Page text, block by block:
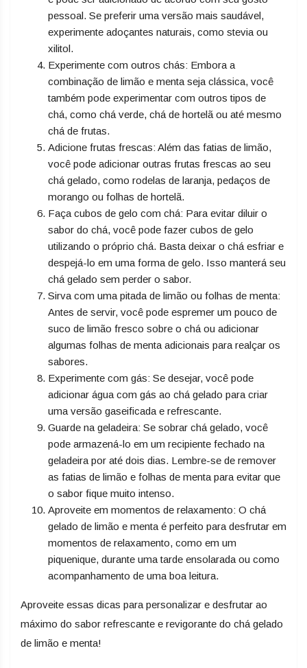
pessoal. Se preferir uma versão mais saudável,
experimente adoçantes naturais, como stevia ou
xilitol.
Experimente com outros chás: Embora a
combinação de limão e menta seja clássica, você
também pode experimentar com outros tipos de
chá, como chá verde, chá de hortelã ou até mesmo
chá de frutas.
Adicione frutas frescas: Além das fatias de limão,
você pode adicionar outras frutas frescas ao seu
chá gelado, como rodelas de laranja, pedaços de
morango ou folhas de hortelã.
Faça cubos de gelo com chá: Para evitar diluir o
sabor do chá, você pode fazer cubos de gelo
utilizando o próprio chá. Basta deixar o chá esfriar e
despejá-lo em uma forma de gelo. Isso manterá seu
chá gelado sem perder o sabor.
Sirva com uma pitada de limão ou folhas de menta:
Antes de servir, você pode espremer um pouco de
suco de limão fresco sobre o chá ou adicionar
algumas folhas de menta adicionais para realçar os
sabores.
Experimente com gás: Se desejar, você pode
adicionar água com gás ao chá gelado para criar
uma versão gaseificada e refrescante.
Guarde na geladeira: Se sobrar chá gelado, você
pode armazená-lo em um recipiente fechado na
geladeira por até dois dias. Lembre-se de remover
as fatias de limão e folhas de menta para evitar que
o sabor fique muito intenso.
Aproveite em momentos de relaxamento: O chá
gelado de limão e menta é perfeito para desfrutar em
momentos de relaxamento, como em um
piquenique, durante uma tarde ensolarada ou como
acompanhamento de uma boa leitura.
Aproveite essas dicas para personalizar e desfrutar ao
máximo do sabor refrescante e revigorante do chá gelado
de limão e menta!